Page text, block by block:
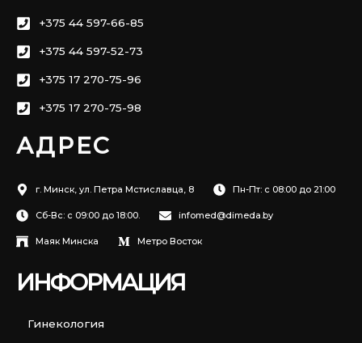
+375 44 597-66-85
+375 44 597-52-73
+375 17 270-75-96
+375 17 270-75-98
АДРЕС
г. Минск, ул. Петра Мстиславца, 8 Пн-Пт: с 08:00 до 21:00
Сб-Вс: с 09:00 до 18:00. infomed@dimeda.by
Маяк Минска Метро Восток
ИНФОРМАЦИЯ
Гинекология